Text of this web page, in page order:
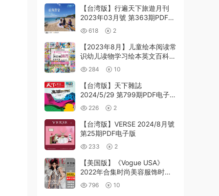
【台湾版】行遍天下旅遊月刊
2023年03月號 第363期PDF电
子版下载
618 2
【2023年8月】儿童绘本阅读常
识幼儿读物学习绘本英文百科
pdf杂志2023年8月打包合集
（110+本）
284 10
【台湾版】天下雜誌
2024/5/29 第799期PDF电子版
下载阅读
226 2
【台湾版】VERSE 2024/8月號
第25期PDF电子版
233 2
【美国版】《Vogue USA》
2022年合集时尚美容服饰时装
穿搭打扮潮流pdf杂志（年度订
阅）
796 10